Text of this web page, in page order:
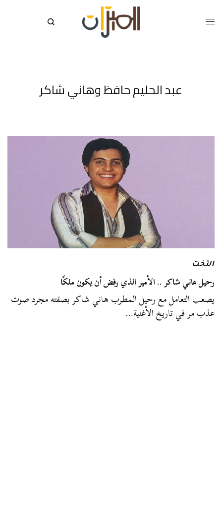
عبد الحليم حافظ وهاني شاكر
التخت
رحيل هاني شاكر .. الأمير الذي رفض أن يكون ملكًا
يصعب التعامل مع رحيل المطرب هاني شاكر بصفته مجرد صوت
عذب مر في تاريخ الأغنية…